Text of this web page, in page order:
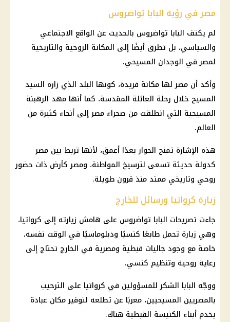
مصر في رؤية البابا تواضروس
لم يكتف البابا تواضروس بالحديث عن الواقع الاجتماعي
والسياسي، بل تطرق أيضًا إلى المكانة الروحية والتاريخية
لمصر في الوجدان المسيحي.
وأكد أن مصر لها مكانة فريدة، كونها البلد الذي زاره السيد
المسيح خلال رحلة العائلة المقدسة، كما أنها مهد الرهبنة
المسيحية التي انطلقت من صحراء مصر إلى أنحاء كثيرة من
العالم.
هذه الإشارة تمنح الحوار بعدًا أعمق، لأنها تربط بين مصر
كدولة حديثة تسعى لترسيخ المواطنة، ومصر كأرض ذات حضور
روحي وتاريخي ممتد منذ قرون طويلة.
زيارة كرواتيا ورسائل للخارج
جاءت تصريحات البابا تواضروس على هامش زيارته إلى كرواتيا،
وهي زيارة تحمل طابعًا كنسيًا ودبلوماسيًا في الوقت نفسه،
خاصة مع وجود جاليات قبطية ومصرية في الخارج تحتاج إلى
رعاية روحية وتنظيم كنسي.
ووجّه البابا الشكر للمسؤولين في كرواتيا على الترحيب
بالمصريين المسيحيين، معربًا عن تطلعه لتوفير مكان عبادة
يخدم أبناء الكنيسة القبطية هناك.